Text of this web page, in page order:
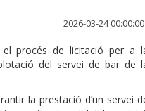
2026-03-24 00:00:00
el procés de licitació per a
del servei de bar de
la prestació d’un servei